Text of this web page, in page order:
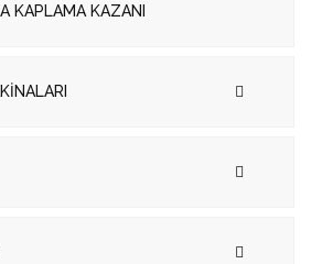
KAPLAMA KAZANI